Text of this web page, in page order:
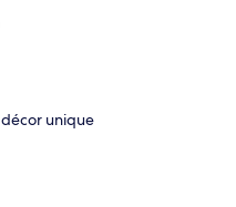
unique